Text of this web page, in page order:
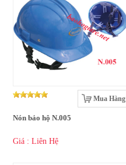
Mua Hàng
Nón bảo hộ N.005
Giá : Liên Hệ